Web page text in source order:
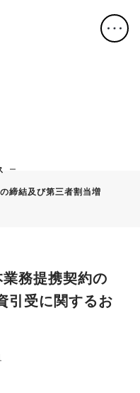
締結及び第三者割当増
務提携契約の
引受に関するお